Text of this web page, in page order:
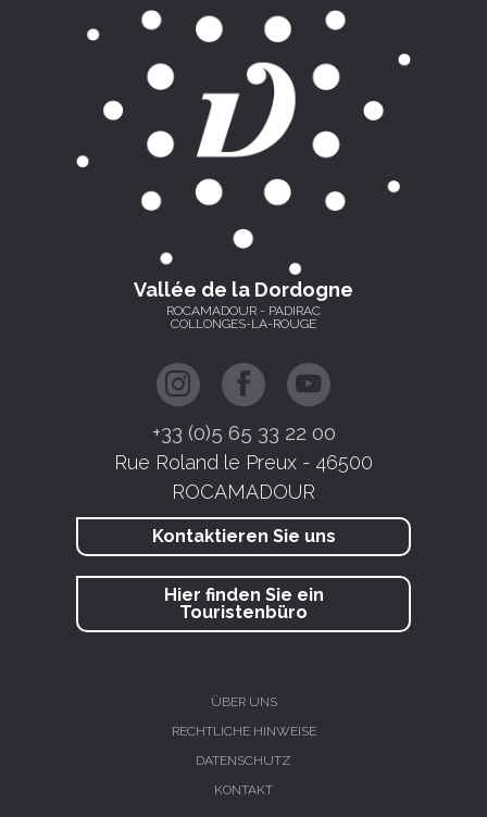
Vallée de la Dordogne
ROCAMADOUR - PADIRAC
COLLONGES-LA-ROUGE
+33 (0)5 65 33 22 00
Rue Roland le Preux - 46500
ROCAMADOUR
Kontaktieren Sie uns
Hier finden Sie ein
Touristenbüro
ÜBER UNS
RECHTLICHE HINWEISE
DATENSCHUTZ
KONTAKT